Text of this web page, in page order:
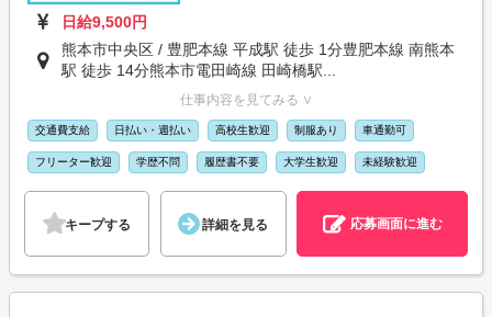
日給9,500円
熊本市中央区 / 豊肥本線 平成駅 徒歩 1分豊肥本線 南熊本
駅 徒歩 14分熊本市電田崎線 田崎橋駅...
仕事内容を見てみる ∨
交通費支給 日払い・週払い 高校生歓迎 制服あり 車通勤可
フリーター歓迎 学歴不問 履歴書不要 大学生歓迎 未経験歓迎
キープする 詳細を見る 応募画面に進む